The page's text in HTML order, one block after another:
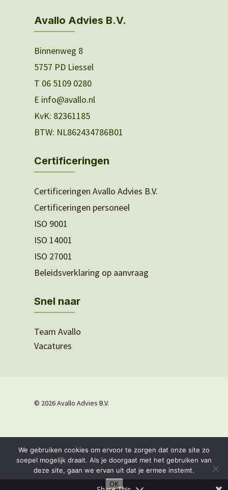
Avallo Advies B.V.
Binnenweg 8
5757 PD Liessel
T 06 5109 0280
E info@avallo.nl
KvK: 82361185
BTW: NL862434786B01
Certificeringen
Certificeringen Avallo Advies B.V.
Certificeringen personeel
ISO 9001
ISO 14001
ISO 27001
Beleidsverklaring op aanvraag
Snel naar
Team Avallo
Vacatures
© 2026 Avallo Advies B.V.
Privacyverklaring
Derks Webdesign
We gebruiken cookies om ervoor te zorgen dat onze site zo
soepel mogelijk draait. Als je doorgaat met het gebruiken van
deze site, gaan we ervan uit dat je ermee instemt.
OK